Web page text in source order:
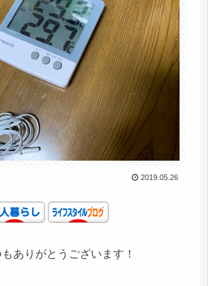
2019.05.26
ありがとうございます！